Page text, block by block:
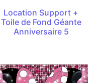
Location Support +
Toile de Fond Géante
Anniversaire 5